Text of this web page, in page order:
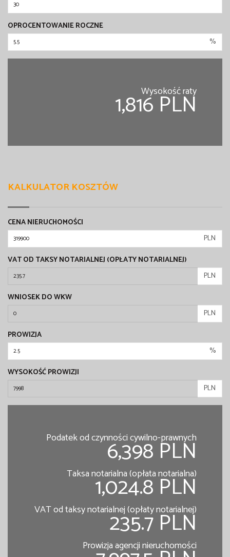
OPROCENTOWANIE ROCZNE
%
Wysokość raty
1,816 PLN
KALKULATOR KOSZTÓW
CENA NIERUCHOMOŚCI
PLN
VAT OD TAKSY NOTARIALNEJ (OPŁATY NOTARIALNEJ)
PLN
WNIOSEK DO WKW
PLN
PROWIZJA
%
WYSOKOŚĆ PROWIZJI
PLN
Podatek od czynności cywilno-prawnych
6,398 PLN
Taksa notarialna (opłata notarialna)
1,024.8 PLN
VAT od taksy notarialnej (opłaty notarialnej)
235.7 PLN
Prowizja agencji nieruchomości